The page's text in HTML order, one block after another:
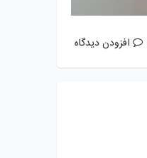
افزودن دیدگاه